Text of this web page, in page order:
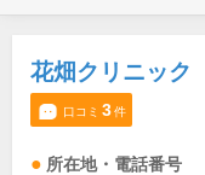
花畑クリニック
口コミ 3件
所在地・電話番号